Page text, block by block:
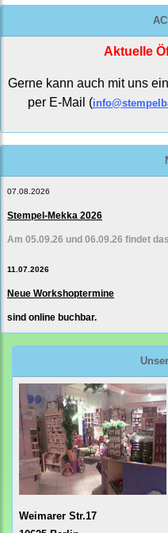
Aktuelle
Gerne kann auch mit uns
per E-Mail (
07.08.2026
Stempel-Mekka 2026
Am 05.09.26 und 06.09.26 findet
11.07.2026
Neue Workshoptermine
sind online buchbar.
Weimarer Str.17